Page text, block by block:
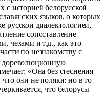
историей белорусской
языков, о которых
русской диалектологией,
сопоставление
чехами и т.д., как это
по незнакомству с
дореволюционную
«Она без стеснения
что они не поляки: но в то
что белорусы